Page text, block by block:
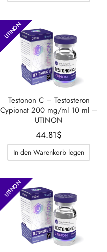
UTINON
Testonon C – Testosteron
Cypionat 200 mg/ml 10 ml –
UTINON
44.81$
In den Warenkorb legen
UTINON